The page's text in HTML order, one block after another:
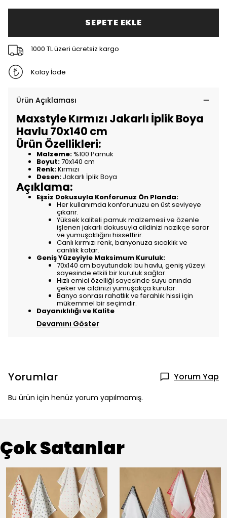
SEPETE EKLE
1000 TL üzeri ücretsiz kargo
Kolay İade
Ürün Açıklaması
Maxstyle Kırmızı Jakarlı İplik Boya
Havlu 70x140 cm
Ürün Özellikleri:
Malzeme:%100 Pamuk
Boyut:70x140 cm
Renk:Kırmızı
Desen: Jakarlı İplik Boya
Açıklama:
Eşsiz Dokusuyla Konforunuz Ön Planda:
Her kullanımda konforunuzu en üst seviyeye
çıkarır.
Yüksek kaliteli pamuk malzemesi ve özenle
işlenen jakarlı dokusuyla cildinizi nazikçe sarar
ve yumuşaklığını hissettirir.
Canlı kırmızı renk, banyonuza sıcaklık ve
canlılık katar.
Geniş Yüzeyiyle Maksimum Kuruluk:
70x140 cm boyutundaki bu havlu, geniş yüzeyi
sayesinde etkili bir kuruluk sağlar.
Hızlı emici özelliği sayesinde suyu anında
çeker ve cildinizi yumuşakça kurular.
Banyo sonrası rahatlık ve ferahlık hissi için
mükemmel bir seçimdir.
Dayanıklılığı ve Kalite
Devamını Göster
Yorumlar Yorum Yap
Bu ürün için henüz yorum yapılmamış.
Çok Satanlar